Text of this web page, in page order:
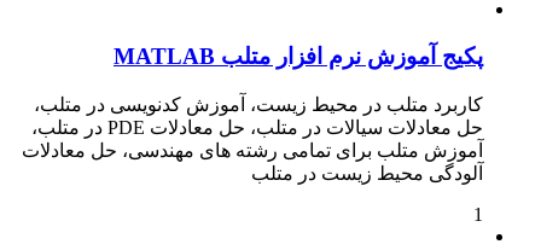
پکیج آموزش نرم افزار متلب MATLAB
کاربرد متلب در محیط زیست، آموزش کدنویسی در متلب،
حل معادلات سیالات در متلب، حل معادلات PDE در متلب،
آموزش متلب برای تمامی رشته های مهندسی، حل معادلات
آلودگی محیط زیست در متلب
1